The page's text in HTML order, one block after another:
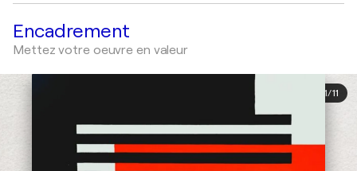
Encadrement
Mettez votre oeuvre en valeur
1/11